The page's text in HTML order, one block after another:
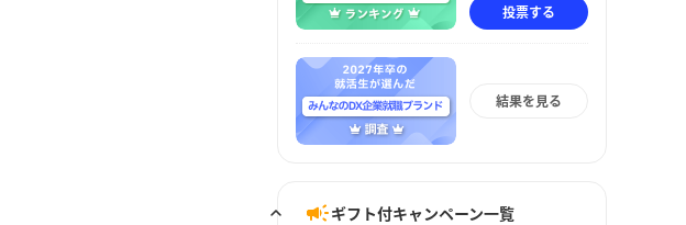
投票する
結果を見る
ギフト付キャンペーン一覧